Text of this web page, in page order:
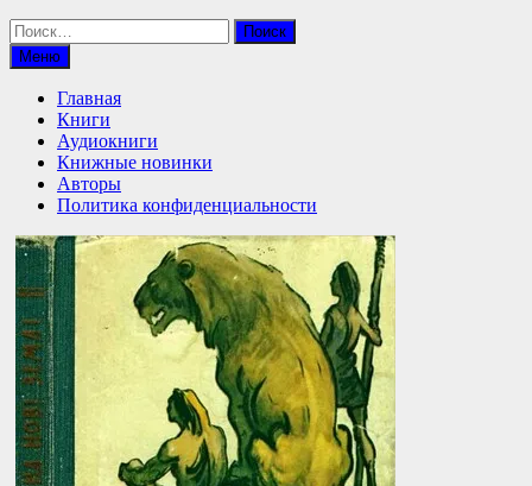
Найти:
Меню
Главная
Книги
Аудиокниги
Книжные новинки
Авторы
Политика конфиденциальности